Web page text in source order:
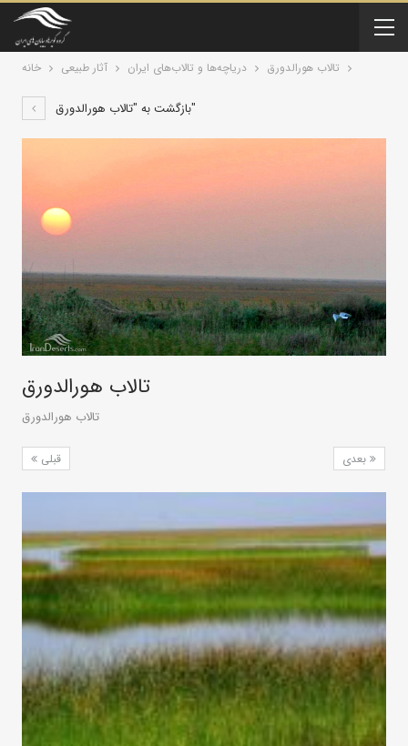
خانه آثار طبیعی درياچه‌‌ها و تالاب‌های ایران تالاب هورالدورق
بازگشت به "تالاب هورالدورق"
تالاب هورالدورق
تالاب هورالدورق
قبلی